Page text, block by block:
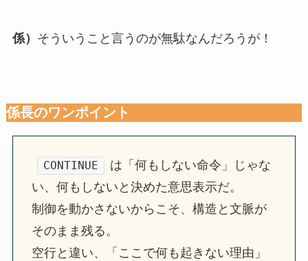
係） そういうこと言うのが無駄なんだろうが！
係長のワンポイント
CONTINUE
は「何もしない命令」じゃな
い、何もしないと決めた意思表示だ。
制御を動かさないからこそ、構造と文脈が
そのまま残る。
空行と違い、「ここで何も起きない理由」